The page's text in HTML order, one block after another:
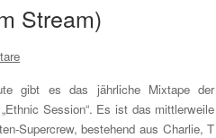
Stream)
gibt es das jährliche Mixtape der
Session“. Es ist das mittlerweile
Supercrew, bestehend aus Charlie, T